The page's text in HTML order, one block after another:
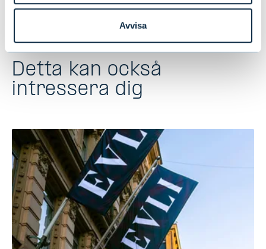
Avvisa
Detta kan också
intressera dig